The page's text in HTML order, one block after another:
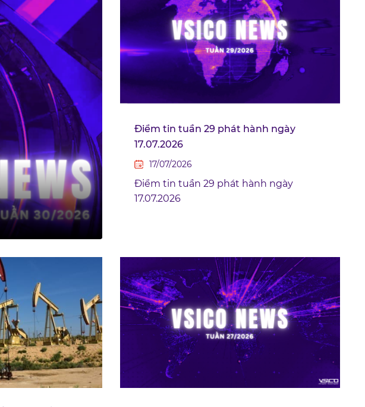
Điểm tin tuần 29 phát hành ngày
17.07.2026
17/07/2026
Điểm tin tuần 29 phát hành ngày
17.07.2026